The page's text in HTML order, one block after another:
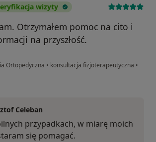
wizyty
Otrzymałem pomoc na cito i
na przyszłość.
Ortopedyczna • konsultacja fizjoterapeutyczna •
Celeban
przypadkach, w miarę moich
się pomagać.